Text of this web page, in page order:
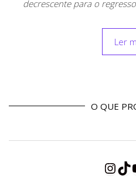
decrescente para o
Ler
O QUE